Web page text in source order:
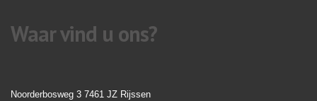
Waar vind u ons?
Noorderbosweg 3 7461 JZ Rijssen